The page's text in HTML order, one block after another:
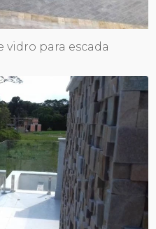
vidro para escada